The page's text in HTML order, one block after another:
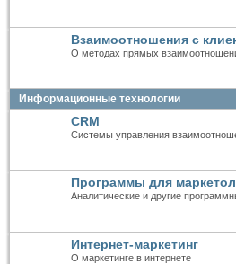
Взаимоотношения с
О методах прямых
Информационные технологии
CRM
Системы управления
Программы для
Аналитические и другие
Интернет-маркетинг
О маркетинге в интернете